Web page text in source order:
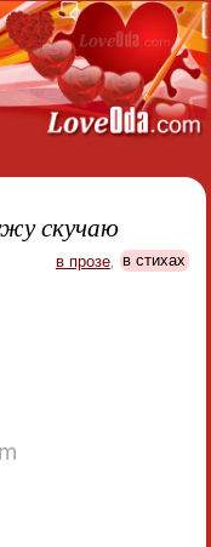
скучаю
в прозе, в стихах